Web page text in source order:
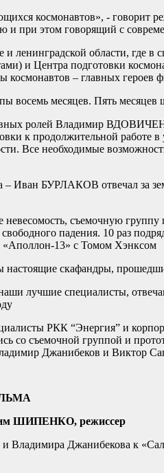
космонавтов», - говорит
при этом говорящий с
ленинградской области, где в
и Центра подготовки
космонавтов – главных героев
восемь месяцев. Пять
ролей Владимир
к продолжительной работе в
Все необходимые
– Иван БУРЛАКОВ отвечал за
невесомость, съемочную
падения. 10 раз
«Аполлон-13» с Томом Хэнксом
скафандры,
лучшие специалисты,
РКК “Энергия” и
со съемочной группой и
Джанибеков и Виктор
ШИПЕНКО, режиссер
Владимира Джанибекова к